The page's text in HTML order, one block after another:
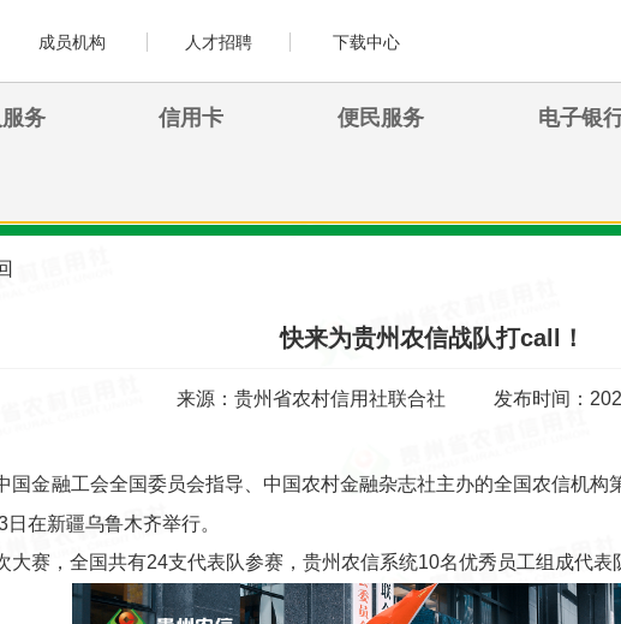
成员机构 人才招聘 下载中心
务 信用卡 便民服务 电子银
快来为贵州农信战队打call！
来源：贵州省农村信用社联合社 发布时间：
国金融工会全国委员会指导、中国农村金融杂志社主办的全国农信机构
日在新疆乌鲁木齐举行。
大赛，全国共有24支代表队参赛，贵州农信系统10名优秀员工组成代表